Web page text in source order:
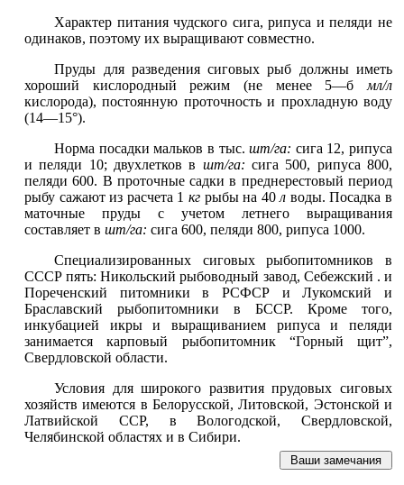
Характер питания чудского сига, рипуса и пеляди не
одинаков, поэтому их выращивают совместно.
Пруды для разведения сиговых рыб должны иметь
хороший кислородный режим (не менее 5—б мл/л
кислорода), постоянную проточность и прохладную воду
(14—15°).
Норма посадки мальков в тыс.шт/га: сига 12, рипуса
и пеляди 10; двухлетков в шт/га:сига 500, рипуса 800,
пеляди 600. В проточные садки в преднерестовый период
рыбу сажают из расчета 1 кг рыбы на 40л воды. Посадка в
маточные пруды с учетом летнего выращивания
составляет в шт/га: сига 600, пеляди 800, рипуса 1000.
Специализированных сиговых рыбопитомников в
СССР пять: Никольский рыбоводный завод, Себежский . и
Пореченский питомники в РСФСР и Лукомский и
Браславский рыбопитомники в БССР. Кроме того,
инкубацией икры и выращиванием рипуса и пеляди
занимается карповый рыбопитомник “Горный щит”,
Свердловской области.
Условия для широкого развития прудовых сиговых
хозяйств имеются в Белорусской, Литовской, Эстонской и
Латвийской ССР, в Вологодской, Свердловской,
Челябинской областях и в Сибири.